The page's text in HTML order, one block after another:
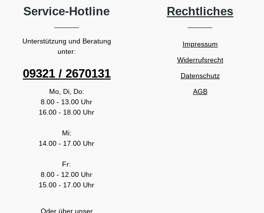
Service-Hotline
Unterstützung und Beratung
unter:
09321 / 2670131
Mo, Di, Do:
8.00 - 13.00 Uhr
16.00 - 18.00 Uhr
Mi:
14.00 - 17.00 Uhr
Fr:
8.00 - 12.00 Uhr
15.00 - 17.00 Uhr
Oder über unser
Rechtliches
Impressum
Widerrufsrecht
Datenschutz
AGB